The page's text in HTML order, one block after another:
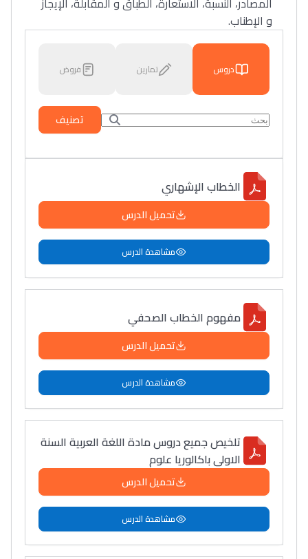
و الإطناب.
دروس تمارين فروض
تصنيف
الخطاب الإشهاري
تحميل الدرس
مشاهدة الدرس
مفهوم الخطاب الصحفي
تحميل الدرس
مشاهدة الدرس
تلخيص جميع دروس مادة اللغة العربية السنة
الاولى باكالوريا علوم
تحميل الدرس
مشاهدة الدرس